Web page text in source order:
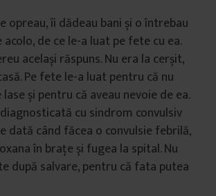
opreau, îi dădeau bani și o întrebau
acolo, de ce le-a luat pe fete cu ea.
același răspuns. Nu era la cerșit,
Pe fete le-a luat pentru că nu
și pentru că aveau nevoie de ea.
cu sindrom convulsiv
dată când făcea o convulsie febrilă,
în brațe și fugea la spital. Nu
după salvare, pentru că fata putea